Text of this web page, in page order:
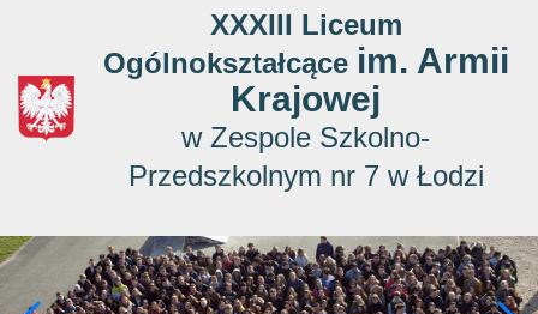
XXXIII Liceum
Ogólnokształcące im. Armii
Krajowej
w Zespole Szkolno-
Przedszkolnym nr 7 w Łodzi